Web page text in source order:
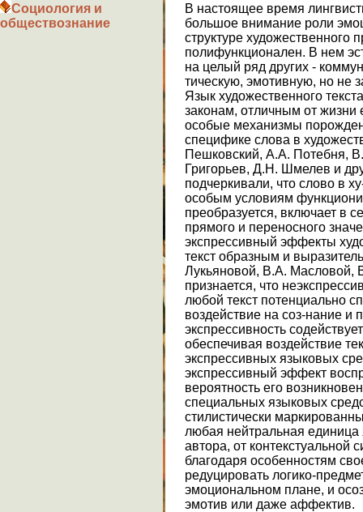
Социология и
обществознание
В настоящее время
большое внимание роли
структуре художественного
полифункционален. В нем
на целый ряд других -
тическую, эмотивную, но не
Язык художественного
законам, отличным от жизни
особые механизмы
специфике слова в
Пешковский, А.А. Потебня,
Григорьев, Д.Н. Шмелев и
подчеркивали, что слово в
особым условиям
преобразуется, включает в
прямого и переносного
экспрессивный эффекты
текст образным и
Лукьяновой, В.А. Масловой,
признается, что
любой текст потенциально
воздействие на соз-нание и
экспрессивность
обеспечивая воздействие
экспрессивных языковых
экспрессивный эффект
вероятность его
специальных языковых
стилистически
любая нейтральная единица
автора, от контекстуальной
благодаря особенностям
редуцировать логико-
эмоциональном плане, и
эмотив или даже аффектив.